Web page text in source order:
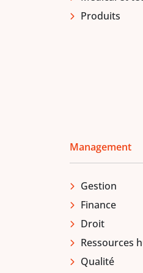
Produits
Management
Gestion
Finance
Droit
Ressources
Qualité